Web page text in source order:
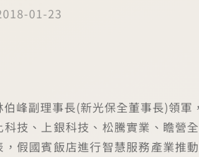
01-23
峰副理事長(新光保全董事長)領
技、上銀科技、松騰實業、瞻營
假國賓飯店進行智慧服務產業推